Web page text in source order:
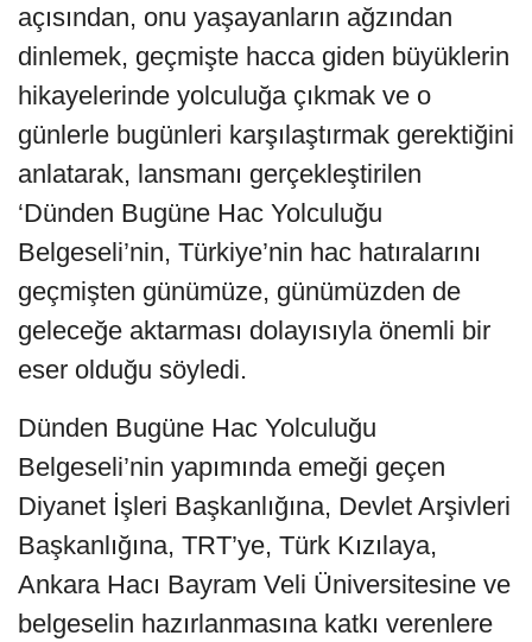
açısından, onu yaşayanların ağzından
dinlemek, geçmişte hacca giden büyüklerin
hikayelerinde yolculuğa çıkmak ve o
günlerle bugünleri karşılaştırmak gerektiğini
anlatarak, lansmanı gerçekleştirilen
‘Dünden Bugüne Hac Yolculuğu
Belgeseli’nin, Türkiye’nin hac hatıralarını
geçmişten günümüze, günümüzden de
geleceğe aktarması dolayısıyla önemli bir
eser olduğu söyledi.
Dünden Bugüne Hac Yolculuğu
Belgeseli’nin yapımında emeği geçen
Diyanet İşleri Başkanlığına, Devlet Arşivleri
Başkanlığına, TRT’ye, Türk Kızılaya,
Ankara Hacı Bayram Veli Üniversitesine ve
belgeselin hazırlanmasına katkı verenlere